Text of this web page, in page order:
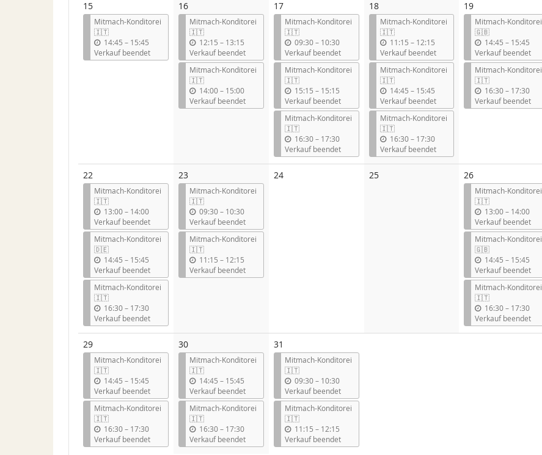
15
Mitmach-Konditorei
🇮🇹
14:45 –b
i
s
15:45
Verkauf beendet
16
Mitmach-Konditorei
🇮🇹
12:15 –b
i
s
13:15
Verkauf beendet
Mitmach-Konditorei
🇮🇹
14:00–b
i
s
15:00
Verkauf beendet
17
Mitmach-Konditorei
🇮🇹
09:30–b
i
s
10:30
Verkauf beendet
Mitmach-Konditorei
🇮🇹
15:15 –b
i
s
15:15
Verkauf beendet
Mitmach-Konditorei
🇮🇹
16:30–b
i
s
17:30
Verkauf beendet
18
Mitmach-Konditorei
🇮🇹
11:15 –b
i
s
12:15
Verkauf beendet
Mitmach-Konditorei
🇮🇹
14:45 –b
i
s
15:45
Verkauf beendet
Mitmach-Konditorei
🇮🇹
16:30–b
i
s
17:30
Verkauf beendet
19
Mitmach-Konditorei
🇬🇧
14:45 –b
i
s
15:45
Verkauf beendet
Mitmach-Konditorei
🇮🇹
16:30–b
i
s
17:30
Verkauf beendet
22
Mitmach-Konditorei
🇮🇹
13:00–b
i
s
14:00
Verkauf beendet
Mitmach-Konditorei
🇩🇪
14:45 –b
i
s
15:45
Verkauf beendet
Mitmach-Konditorei
🇮🇹
16:30–b
i
s
17:30
Verkauf beendet
23
Mitmach-Konditorei
🇮🇹
09:30–b
i
s
10:30
Verkauf beendet
Mitmach-Konditorei
🇮🇹
11:15 –b
i
s
12:15
Verkauf beendet
24Keine
25Keine
26
Mitmach-Konditorei
🇮🇹
13:00–b
i
s
14:00
Verkauf beendet
Mitmach-Konditorei
🇬🇧
14:45 –b
i
s
15:45
Verkauf beendet
Mitmach-Konditorei
🇮🇹
16:30–b
i
s
17:30
Verkauf beendet
29
Mitmach-Konditorei
🇮🇹
14:45 –b
i
s
15:45
Verkauf beendet
Mitmach-Konditorei
🇮🇹
16:30–b
i
s
17:30
Verkauf beendet
30
Mitmach-Konditorei
🇮🇹
14:45 –b
i
s
15:45
Verkauf beendet
Mitmach-Konditorei
🇮🇹
16:30–b
i
s
17:30
Verkauf beendet
31
Mitmach-Konditorei
🇮🇹
09:30–b
i
s
10:30
Verkauf beendet
Mitmach-Konditorei
🇮🇹
11:15 –b
i
s
12:15
Verkauf beendet